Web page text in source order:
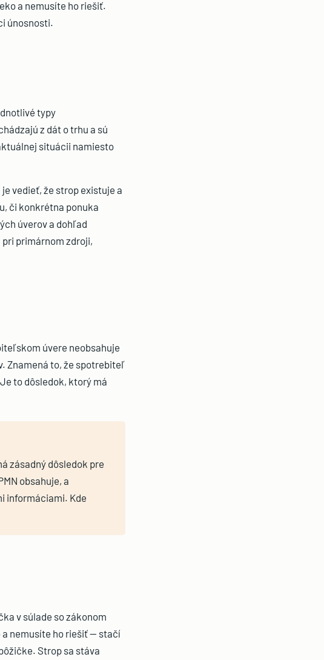
a nemusíte ho riešiť.
únosnosti.
typy
z dát o trhu a sú
situácii namiesto
vedieť, že strop existuje a
či konkrétna ponuka
úverov a dohľad
primárnom zdroji,
úvere neobsahuje
Znamená to, že spotrebiteľ
to dôsledok, ktorý má
zásadný dôsledok pre
obsahuje, a
informáciami. Kde
v súlade so zákonom
nemusíte ho riešiť — stačí
Strop sa stáva